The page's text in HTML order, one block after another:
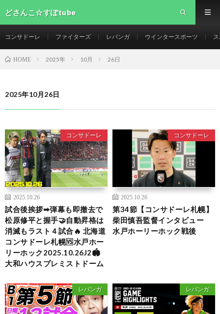
どさんこ☆すぽtube
コンサドーレ ファイターズ レバンガ ウインタースポーツ
HOME 2025年 10月 26日
2025年10月26日
コンサドーレ
2025.10.26
試合後挨拶➡︎弾幕も即撤去で
松原修平と握手🤝自動昇格は
消滅もラスト４試合🔥 北海道
コンサドーレ札幌🆚️水戸ホー
リーホック2025.10.26J2🏟️
大和ハウスプレミストドーム
コンサドーレ
2025.10.26
第34節【コンサドーレ札幌】
柴田慎吾監督インタビュー
水戸ホーリーホック戦後
レバンガ レバンガ